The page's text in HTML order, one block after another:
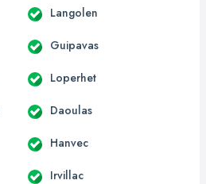
Langolen
Guipavas
Loperhet
Daoulas
Hanvec
Irvillac